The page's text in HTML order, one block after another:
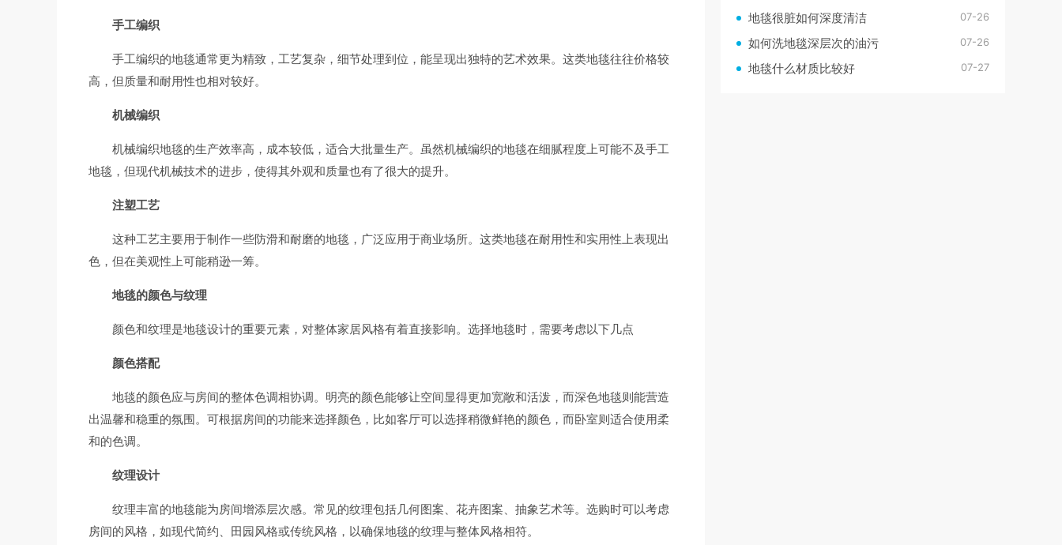
手工编织
手工编织的地毯通常更为精致，工艺复杂，细节处理到位，能呈现出独特的艺术效果。这类地毯往往价格较
高，但质量和耐用性也相对较好。
机械编织
机械编织地毯的生产效率高，成本较低，适合大批量生产。虽然机械编织的地毯在细腻程度上可能不及手工
地毯，但现代机械技术的进步，使得其外观和质量也有了很大的提升。
注塑工艺
这种工艺主要用于制作一些防滑和耐磨的地毯，广泛应用于商业场所。这类地毯在耐用性和实用性上表现出
色，但在美观性上可能稍逊一筹。
地毯的颜色与纹理
颜色和纹理是地毯设计的重要元素，对整体家居风格有着直接影响。选择地毯时，需要考虑以下几点
颜色搭配
地毯的颜色应与房间的整体色调相协调。明亮的颜色能够让空间显得更加宽敞和活泼，而深色地毯则能营造
出温馨和稳重的氛围。可根据房间的功能来选择颜色，比如客厅可以选择稍微鲜艳的颜色，而卧室则适合使用柔
和的色调。
纹理设计
纹理丰富的地毯能为房间增添层次感。常见的纹理包括几何图案、花卉图案、抽象艺术等。选购时可以考虑
房间的风格，如现代简约、田园风格或传统风格，以确保地毯的纹理与整体风格相符。
地毯很脏如何深度清洁 07-26
如何洗地毯深层次的油污 07-26
地毯什么材质比较好 07-27